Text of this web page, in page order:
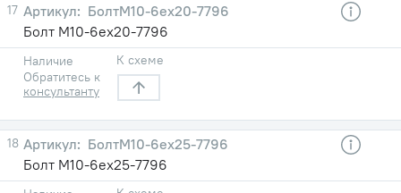
17
БолтМ10-6ех20-7796
Болт М10-6ех20-7796
Наличие
Обратитесь к
консультанту
К схеме
18
БолтМ10-6ех25-7796
Болт М10-6ех25-7796